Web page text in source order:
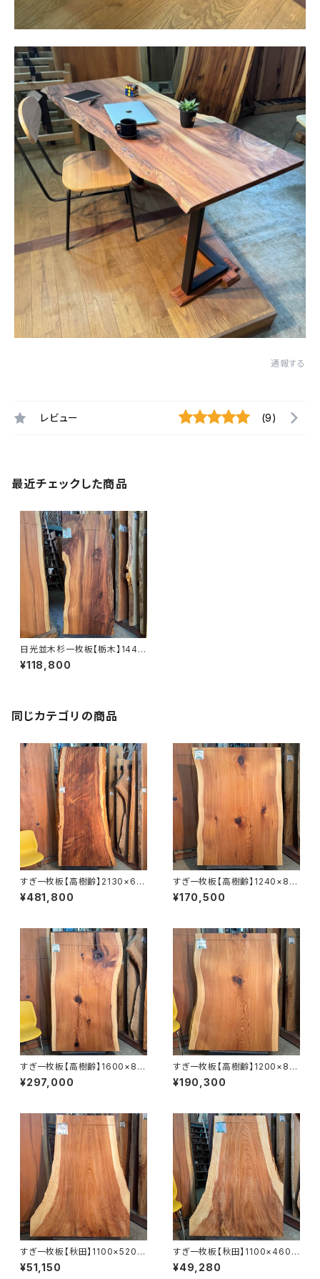
通報する
レビュー (9)
最近チェックした商品
日光並木杉一枚板【栃木】1440
×500~600×24㎜【オイル塗装
仕上げ済み】
¥118,800
同じカテゴリの商品
すぎ一枚板【高樹齢】2130×68
0~1020×65㎜【オイル塗装 仕
上げ済み】
¥481,800
すぎ一枚板【高樹齢】1240×88
0~920×55㎜【オイル塗装 仕上
げ済み】
¥170,500
すぎ一枚板【高樹齢】1600×88
0~950×56㎜【オイル塗装 仕
上げ済み】
¥297,000
すぎ一枚板【高樹齢】1200×810
~920×55㎜【オイル塗装 仕上
げ済み】
¥190,300
すぎ一枚板【秋田】1100×520~
900×40㎜【オイル塗装 仕上げ
済み】
¥51,150
すぎ一枚板【秋田】1100×460~
850×37㎜【オイル塗装 仕上げ
済み】
¥49,280